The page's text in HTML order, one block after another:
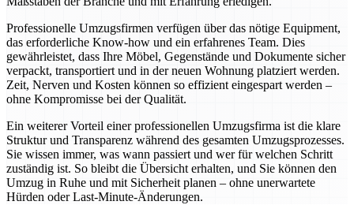
Professionelle Umzugsfirmen verfügen über das nötige Equipment,
das erforderliche Know-how und ein erfahrenes Team. Dies
gewährleistet, dass Ihre Möbel, Gegenstände und Dokumente sicher
verpackt, transportiert und in der neuen Wohnung platziert werden.
Zeit, Nerven und Kosten können so effizient eingespart werden –
ohne Kompromisse bei der Qualität.
Ein weiterer Vorteil einer professionellen Umzugsfirma ist die klare
Struktur und Transparenz während des gesamten Umzugsprozesses.
Sie wissen immer, was wann passiert und wer für welchen Schritt
zuständig ist. So bleibt die Übersicht erhalten, und Sie können den
Umzug in Ruhe und mit Sicherheit planen – ohne unerwartete
Hürden oder Last-Minute-Änderungen.